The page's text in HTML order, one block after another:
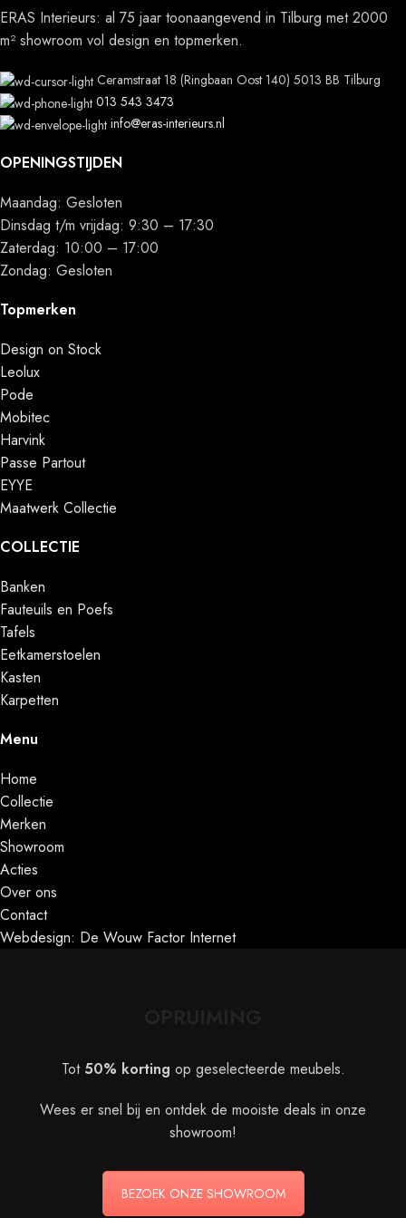
ERAS Interieurs: al 75 jaar toonaangevend in Tilburg met 2000
m² showroom vol design en topmerken.
Ceramstraat 18 (Ringbaan Oost 140) 5013 BB Tilburg
013 543 3473
info@eras-interieurs.nl
OPENINGSTIJDEN
Maandag: Gesloten
Dinsdag t/m vrijdag: 9:30 – 17:30
Zaterdag: 10:00 – 17:00
Zondag: Gesloten
Topmerken
Design on Stock
Leolux
Pode
Mobitec
Harvink
Passe Partout
EYYE
Maatwerk Collectie
COLLECTIE
Banken
Fauteuils en Poefs
Tafels
Eetkamerstoelen
Kasten
Karpetten
Menu
Home
Collectie
Merken
Showroom
Acties
Over ons
Contact
Webdesign: De Wouw Factor Internet
Tot 50% korting op geselecteerde meubels.
Wees er snel bij en ontdek de mooiste deals in onze
showroom!
BEZOEK ONZE SHOWROOM